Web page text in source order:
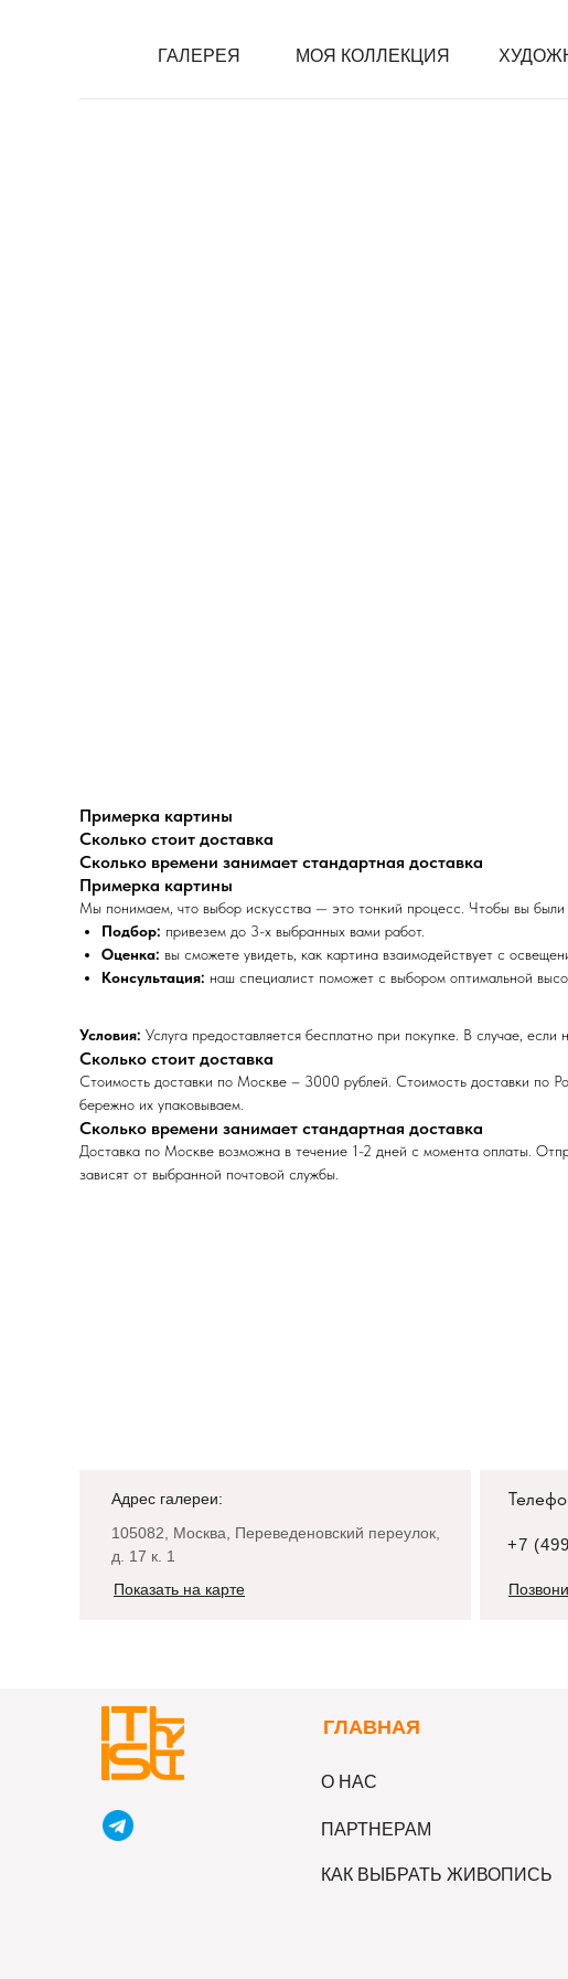
ГАЛЕРЕЯ МОЯ КОЛЛЕКЦИЯ
ГАЛЕРЕЯ МОЯ КОЛЛЕКЦИЯ
Примерка картины
Сколько стоит доставка
Сколько времени занимает стандартная доставка
Примерка картины
Мы понимаем, что выбор искусства — это тонкий процесс. Чтобы вы
Подбор: привезем до 3-х выбранных вами работ.
Оценка: вы сможете увидеть, как картина взаимодействует с
Консультация: наш специалист поможет с выбором оптимальной
Условия: Услуга предоставляется бесплатно при покупке. В случае,
Сколько стоит доставка
Стоимость доставки по Москве – 3000 рублей. Стоимость доставки по
бережно их упаковываем.
Сколько времени занимает стандартная доставка
Доставка по Москве возможна в течение 1-2 дней с момента оплаты.
зависят от выбранной почтовой службы.
Адрес галереи:
105082, Москва, Переведеновский переулок,
д. 17 к. 1
Показать на карте
+7
О НАС
ГЛАВНАЯ
КАК ВЫБРАТЬ ЖИВОПИСЬ
ПАРТНЕРАМ